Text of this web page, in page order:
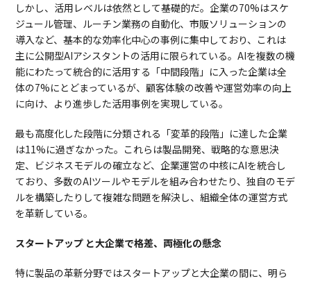
しかし、活用レベルは依然として基礎的だ。企業の70%はスケ
ジュール管理、ルーチン業務の自動化、市販ソリューションの
導入など、基本的な効率化中心の事例に集中しており、これは
主に公開型AIアシスタントの活用に限られている。AIを複数の機
能にわたって統合的に活用する「中間段階」に入った企業は全
体の7%にとどまっているが、顧客体験の改善や運営効率の向上
に向け、より進歩した活用事例を実現している。
最も高度化した段階に分類される「変革的段階」に達した企業
は11%に過ぎなかった。これらは製品開発、戦略的な意思決
定、ビジネスモデルの確立など、企業運営の中核にAIを統合し
ており、多数のAIツールやモデルを組み合わせたり、独自のモデ
ルを構築したりして複雑な問題を解決し、組織全体の運営方式
を革新している。
スタートアップ と大企業で格差、両極化の懸念
特に製品の革新分野ではスタートアップと大企業の間に、明ら